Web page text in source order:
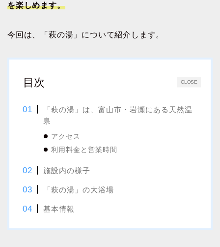
を楽しめます。
今回は、「萩の湯」について紹介します。
CLOSE
目次
「萩の湯」は、富山市・岩瀬にある天然温
泉
アクセス
利用料金と営業時間
施設内の様子
「萩の湯」の大浴場
基本情報